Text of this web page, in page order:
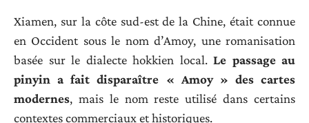
Xiamen, sur la côte sud-est de la Chine, était connue
en Occident sous le nom d’Amoy, une romanisation
basée sur le dialecte hokkien local. Le passage au
pinyin a fait disparaître « Amoy » des cartes
modernes, mais le nom reste utilisé dans certains
contextes commerciaux et historiques.